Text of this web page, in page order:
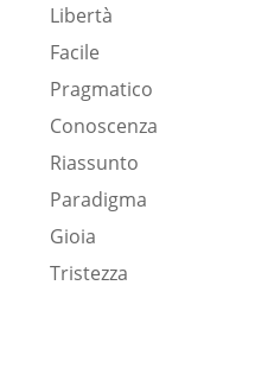
Libertà
Facile
Pragmatico
Conoscenza
Riassunto
Paradigma
Gioia
Tristezza